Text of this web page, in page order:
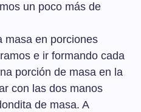
un poco más de
masa en porciones
e ir formando cada
porción de masa en la
con las dos manos
de masa. A